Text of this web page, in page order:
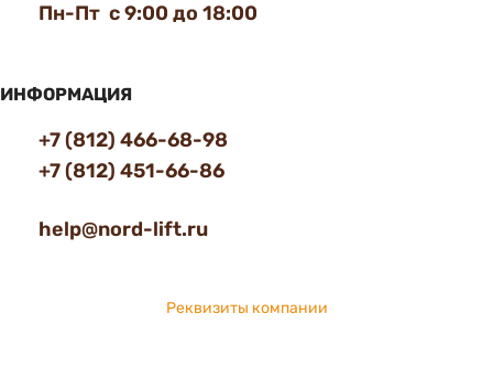
Пн-Пт с 9:00 до 18:00
ИНФОРМАЦИЯ
+7 (812) 466-68-98
+7 (812) 451-66-86
help@nord-lift.ru
Реквизиты компании